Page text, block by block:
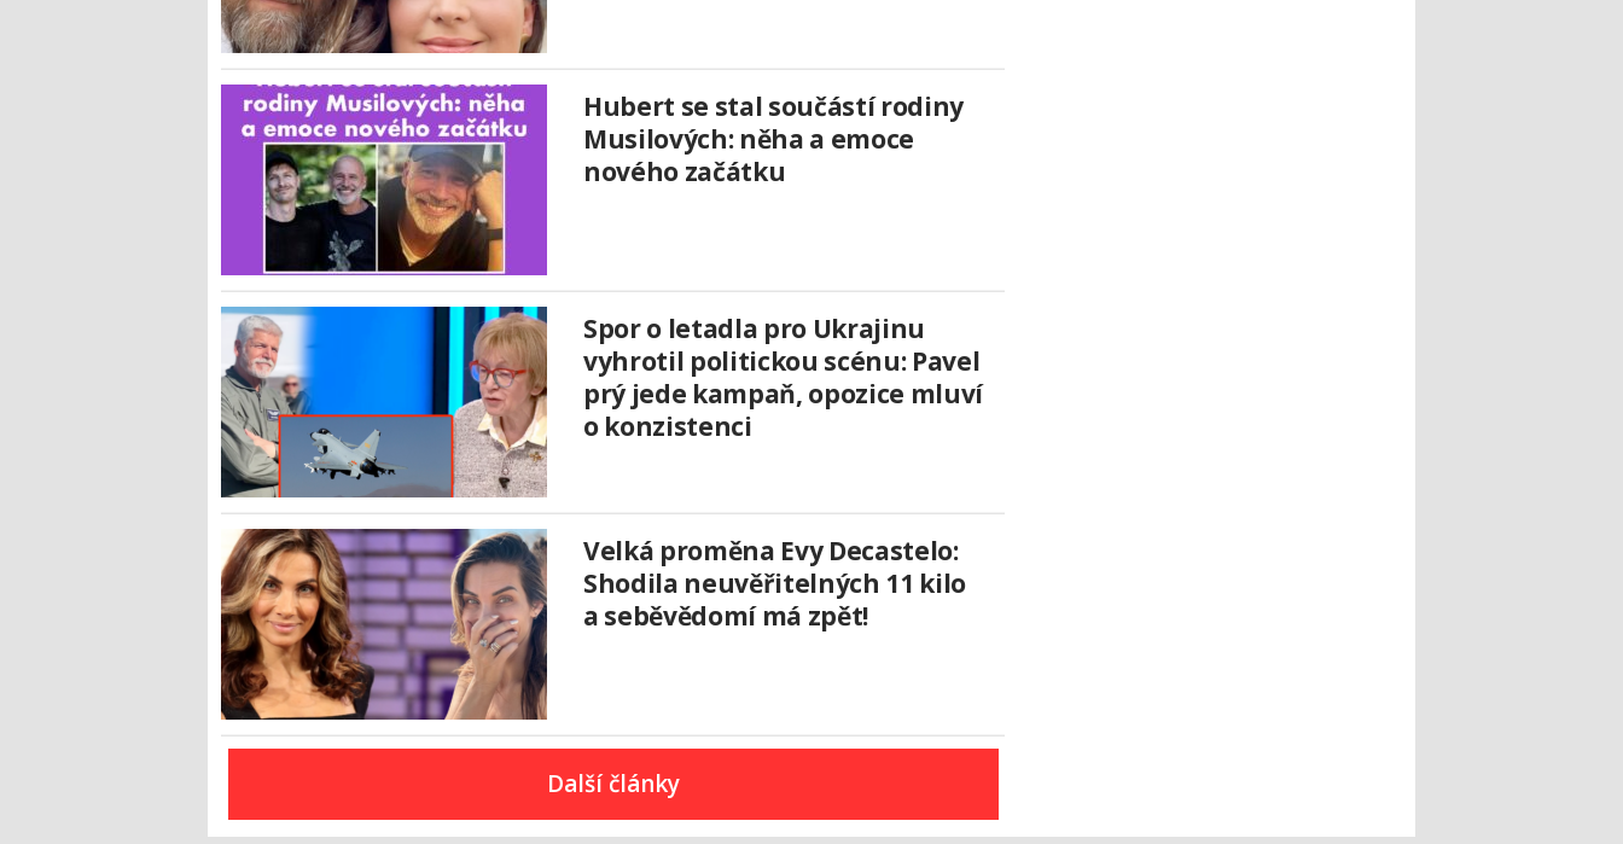
Hubert se stal součástí rodiny
Musilových: něha a emoce
nového začátku
Spor o letadla pro Ukrajinu
vyhrotil politickou scénu: Pavel
prý jede kampaň, opozice mluví
o konzistenci
Velká proměna Evy Decastelo:
Shodila neuvěřitelných 11 kilo
a seběvědomí má zpět!
Další články